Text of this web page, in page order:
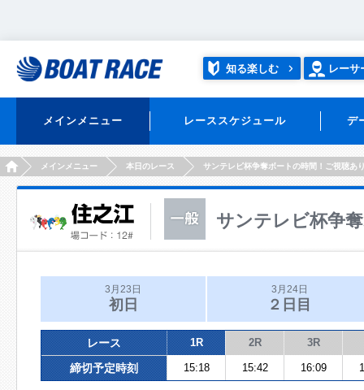
知る楽しむ レーサ
メインメニュー レーススケジュール デ
HOMEメインメニュー 本日のレース サンテレビ杯争奪ボートの時間！ご視聴あ
サンテレビ杯争
3月23日
初日
3月24日
２日目
レース 1R 2R 3R
締切予定時刻 15:18 15:42 16:09